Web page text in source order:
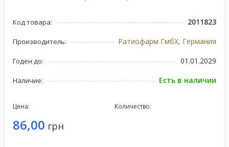
Код товара: 2011823
Производитель: Ратиофарм ГмбХ, Германия
Годен до: 01.01.2029
Наличие: Есть в наличии
Цена:
86,00 грн
Количество: